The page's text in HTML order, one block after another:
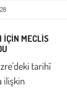
İÇİN MECLİS
tarihî
ilişkin